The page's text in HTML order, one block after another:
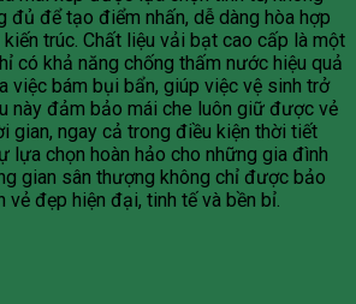
đủ để tạo điểm nhấn, dễ dàng hòa hợp
trúc. Chất liệu vải bạt cao cấp là một
có khả năng chống thấm nước hiệu quả
việc bám bụi bẩn, giúp việc vệ sinh trở
này đảm bảo mái che luôn giữ được vẻ
gian, ngay cả trong điều kiện thời tiết
lựa chọn hoàn hảo cho những gia đình
gian sân thượng không chỉ được bảo
vẻ đẹp hiện đại, tinh tế và bền bỉ.